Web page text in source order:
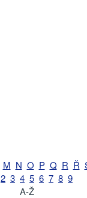
M N O P Q R Ř
2 3 4 5 6 7 8 9
A-Ž